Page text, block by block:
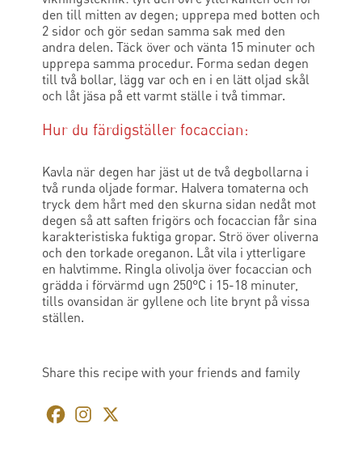
den till mitten av degen; upprepa med botten och
2 sidor och gör sedan samma sak med den
andra delen. Täck över och vänta 15 minuter och
upprepa samma procedur. Forma sedan degen
till två bollar, lägg var och en i en lätt oljad skål
och låt jäsa på ett varmt ställe i två timmar.
Hur du färdigställer focaccian:
Kavla när degen har jäst ut de två degbollarna i
två runda oljade formar. Halvera tomaterna och
tryck dem hårt med den skurna sidan nedåt mot
degen så att saften frigörs och focaccian får sina
karakteristiska fuktiga gropar. Strö över oliverna
och den torkade oreganon. Låt vila i ytterligare
en halvtimme. Ringla olivolja över focaccian och
grädda i förvärmd ugn 250°C i 15-18 minuter,
tills ovansidan är gyllene och lite brynt på vissa
ställen.
Share this recipe with your friends and family